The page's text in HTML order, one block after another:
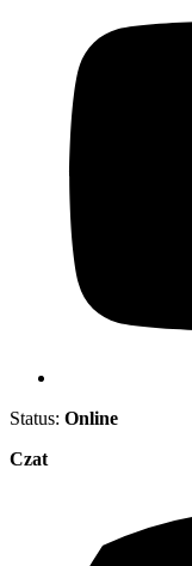
Status: Online
Czat